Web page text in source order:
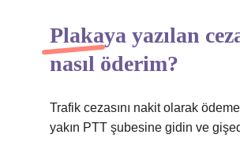
Plakaya yazılan
nasıl öderim?
Trafik cezasını nakit olarak
yakın PTT şubesine gidin ve